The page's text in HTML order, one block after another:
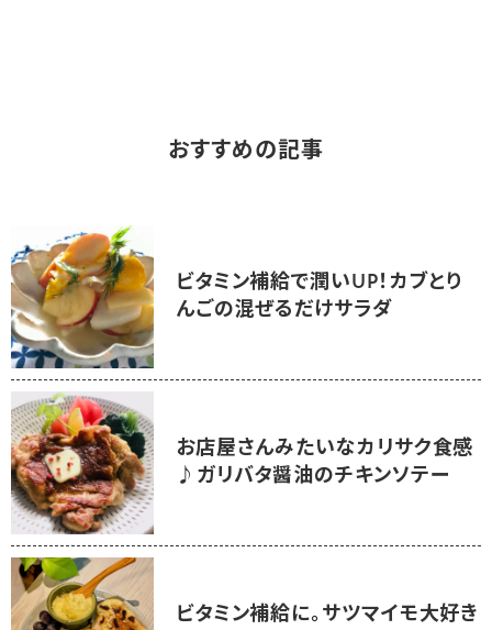
おすすめの記事
ビタミン補給で潤いUP！カブとり
んごの混ぜるだけサラダ
お店屋さんみたいなカリサク食感
♪ガリバタ醤油のチキンソテー
ビタミン補給に。サツマイモ大好き